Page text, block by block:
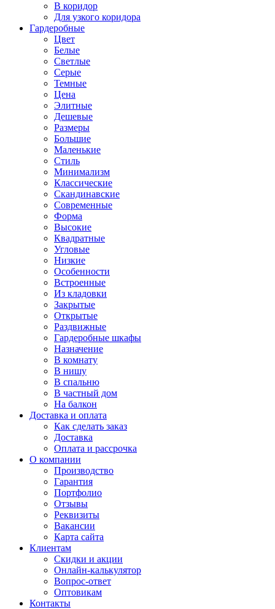
В коридор
Для узкого коридора
Гардеробные
Цвет
Белые
Светлые
Серые
Темные
Цена
Элитные
Дешевые
Размеры
Большие
Маленькие
Стиль
Минимализм
Классические
Скандинавские
Современные
Форма
Высокие
Квадратные
Угловые
Низкие
Особенности
Встроенные
Из кладовки
Закрытые
Открытые
Раздвижные
Гардеробные шкафы
Назначение
В комнату
В нишу
В спальню
В частный дом
На балкон
Доставка и оплата
Как сделать заказ
Доставка
Оплата и рассрочка
О компании
Производство
Гарантия
Портфолио
Отзывы
Реквизиты
Вакансии
Карта сайта
Клиентам
Скидки и акции
Онлайн-калькулятор
Вопрос-ответ
Оптовикам
Контакты